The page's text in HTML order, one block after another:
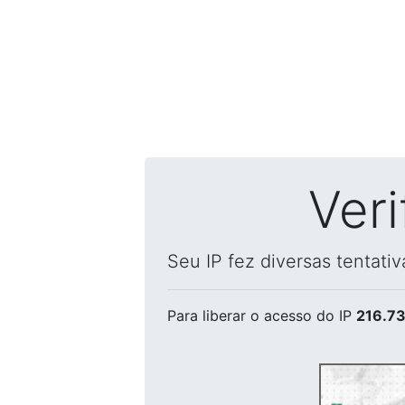
Seu IP fez diversas
Para liberar o acesso do IP